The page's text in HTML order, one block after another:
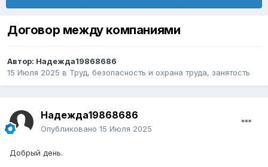
Договор между компаниями
Автор: Надежда19868686
15 Июля 2025 в Труд, безопасность и охрана труда, занятость
Надежда19868686
Опубликовано 15 Июля 2025
Добрый день.